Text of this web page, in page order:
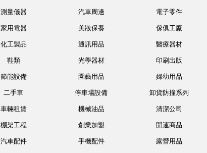
測量儀器 汽車周邊 電子零件
家用電器 美妝保養 傢俱工廠
化工製品 通訊用品 醫療器材
鞋類 光學器材 印刷出版
節能設備 園藝用品 婦幼用品
二手車 停車場設備 卸貨防撞系列
車輛租賃 機械油品 清潔公司
棚架工程 創業加盟 開運商品
汽車配件 手機配件 露營用品